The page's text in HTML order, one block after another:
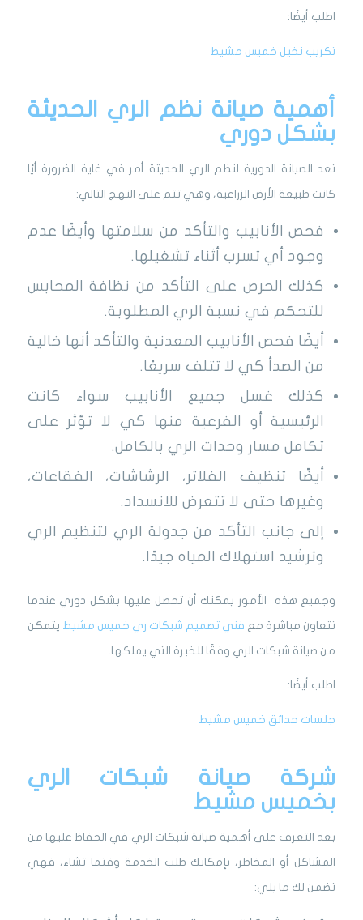
اطلب أيضًا:
تكريب نخيل خميس مشيط
أهمية صيانة نظم الري الحديثة
بشكل دوري
تعد الصيانة الدورية لنظم الري الحديثة أمر في غاية الضرورة أيًا
كانت طبيعة الأرض الزراعية، وهي تتم على النهج التالي:
فحص الأنابيب والتأكد من سلامتها وأيضًا عدم
وجود أي تسرب أثناء تشغيلها.
كذلك الحرص على التأكد من نظافة المحابس
للتحكم في نسبة الري المطلوبة.
أيضًا فحص الأنابيب المعدنية والتأكد أنها خالية
من الصدأ كي لا تتلف سريعًا.
كذلك غسل جميع الأنابيب سواء كانت
الرئيسية أو الفرعية منها كي لا تؤثر على
تكامل مسار وحدات الري بالكامل.
أيضًا تنظيف الفلاتر، الرشاشات، الفقاعات،
وغيرها حتى لا تتعرض للانسداد.
إلى جانب التأكد من جدولة الري لتنظيم الري
وترشيد استهلاك المياه جيدًا.
وجميع هذه الأمور يمكنك أن تحصل عليها بشكل دوري عندما
تتعاون مباشرة مع فني تصميم شبكات ري خميس مشيط يتمكن
من صيانة شبكات الري وفقًا للخبرة التي يملكها.
اطلب أيضًا:
جلسات حدائق خميس مشيط
شركة صيانة شبكات الري
بخميس مشيط
بعد التعرف على أهمية صيانة شبكات الري في الحفاظ عليها من
المشاكل أو المخاطر، بإمكانك طلب الخدمة وقتما تشاء، فهي
تضمن لك ما يلي: